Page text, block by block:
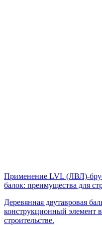
Применение LVL (ЛВЛ)-
балок: преимущества для
Деревянная двутавровая
конструкционный
строительстве.